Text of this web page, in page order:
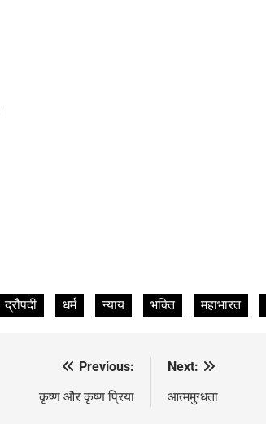
द्रौपदी धर्म न्याय भक्ति महाभारत
Previous:
कृष्ण और कृष्ण प्रिया
Next:
आत्ममुग्धता